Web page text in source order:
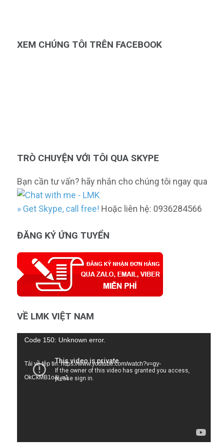
XEM CHÚNG TÔI TRÊN FACEBOOK
TRÒ CHUYỆN VỚI TÔI QUA SKYPE
Bạn cần tư vấn? hãy nhắn cho chúng tôi ngay qua
» Get Skype, call free! Hoặc liên hệ: 0936284566
ĐĂNG KÝ ỨNG TUYỂN
VỀ LMK VIỆT NAM
Trình
Video
Code 150: Unknown error.
Tải về tệp tin: https://www.youtube.com/watch?v=gy-
OkCkMB1o&_=1